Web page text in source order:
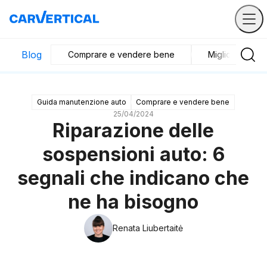
Blog Comprare e vendere bene Migliori veicoli
Guida manutenzione auto
Comprare e vendere bene
25/04/2024
Riparazione delle
sospensioni auto: 6
segnali che indicano che
ne ha bisogno
Renata Liubertaitė